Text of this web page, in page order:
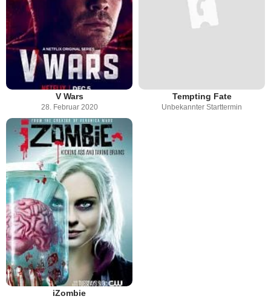
V Wars
28. Februar 2020
Tempting Fate
Unbekannter Starttermin
iZombie